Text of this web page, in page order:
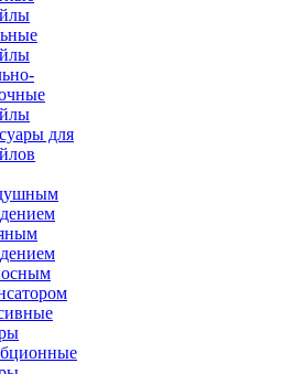
для